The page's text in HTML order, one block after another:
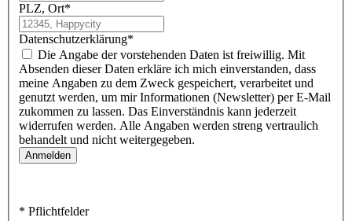
PLZ, Ort*
Datenschutzerklärung*
Absenden dieser Daten erkläre ich mich einverstanden, dass
meine Angaben zu dem Zweck gespeichert, verarbeitet und
genutzt werden, um mir Informationen (Newsletter) per E-Mail
zukommen zu lassen. Das Einverständnis kann jederzeit
widerrufen werden. Alle Angaben werden streng vertraulich
behandelt und nicht weitergegeben.
* Pflichtfelder